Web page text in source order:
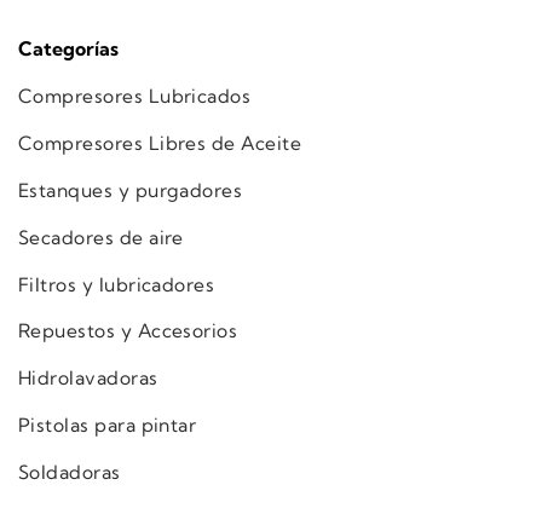
Categorías
Compresores Lubricados
Compresores Libres de Aceite
Estanques y purgadores
Secadores de aire
Filtros y lubricadores
Repuestos y Accesorios
Hidrolavadoras
Pistolas para pintar
Soldadoras